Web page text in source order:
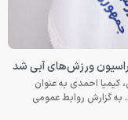
ورزش‌های آبی شد
احمدی به عنوان
گزارش روابط عمومی